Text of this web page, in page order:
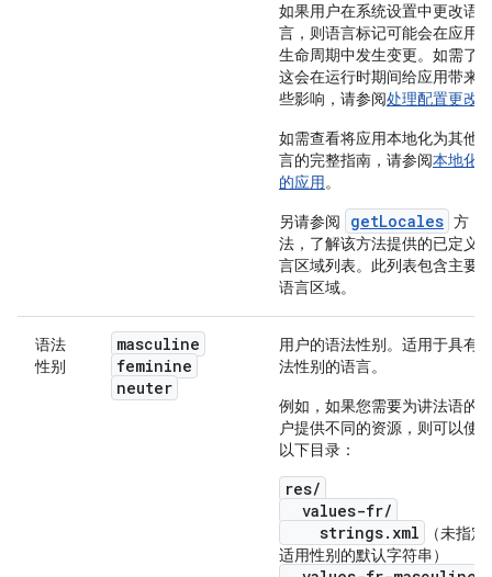
如果用户在系统设置中更改语
言，则语言标记可能会在应用
生命周期中发生变更。如需了
这会在运行时期间给应用带来
些影响，请参阅处理配置更改
如需查看将应用本地化为其他
言的完整指南，请参阅本地化
的应用。
另请参阅
getLocales 方
法，了解该方法提供的已定义
言区域列表。此列表包含主要
语言区域。
语法
性别
masculine
feminine
neuter
用户的语法性别。适用于具有
法性别的语言。
例如，如果您需要为讲法语的
户提供不同的资源，则可以使
以下目录：
res/
values-fr/
strings.xml
（未指定
适用性别的默认字符串）